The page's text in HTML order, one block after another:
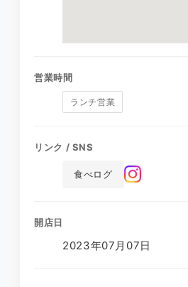
営業時間
ランチ営業
リンク / SNS
食べログ
開店日
2023年07月07日